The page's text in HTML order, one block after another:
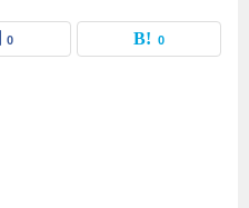
0 0